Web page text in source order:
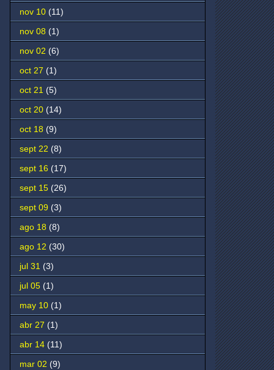
nov 10 (11)
nov 08 (1)
nov 02 (6)
oct 27 (1)
oct 21 (5)
oct 20 (14)
oct 18 (9)
sept 22 (8)
sept 16 (17)
sept 15 (26)
sept 09 (3)
ago 18 (8)
ago 12 (30)
jul 31 (3)
jul 05 (1)
may 10 (1)
abr 27 (1)
abr 14 (11)
mar 02 (9)